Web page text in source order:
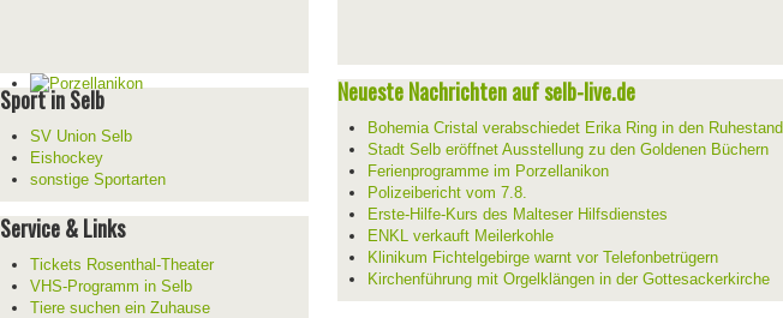
Sport in Selb
SV Union Selb
Eishockey
sonstige Sportarten
Service & Links
Tickets Rosenthal-Theater
VHS-Programm in Selb
Tiere suchen ein Zuhause
Neueste Nachrichten auf selb-live.de
Bohemia Cristal verabschiedet Erika Ring in den Ruhestand
Stadt Selb eröffnet Ausstellung zu den Goldenen Büchern
Ferienprogramme im Porzellanikon
Polizeibericht vom 7.8.
Erste-Hilfe-Kurs des Malteser Hilfsdienstes
ENKL verkauft Meilerkohle
Klinikum Fichtelgebirge warnt vor Telefonbetrügern
Kirchenführung mit Orgelklängen in der Gottesackerkirche